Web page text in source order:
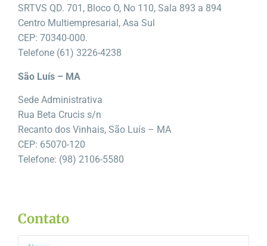
SRTVS QD. 701, Bloco O, No 110, Sala 893 a 894
Centro Multiempresarial, Asa Sul
CEP: 70340-000.
Telefone (61) 3226-4238
São Luís – MA
Sede Administrativa
Rua Beta Crucis s/n
Recanto dos Vinhais, São Luís – MA
CEP: 65070-120
Telefone: (98) 2106-5580
Contato